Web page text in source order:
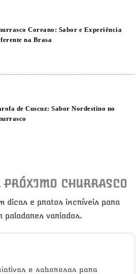
Coreano: Sabor e Experiência
na Brasa
de Cuscuz: Sabor Nordestino no
PRÓXIMO CHURRASCO
dicas e pratos incríveis para
paladares variados.
e saborosas para